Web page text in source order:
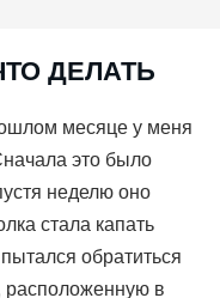
ДЕЛАТЬ
месяце у меня
это было
неделю оно
стала капать
обратиться
в